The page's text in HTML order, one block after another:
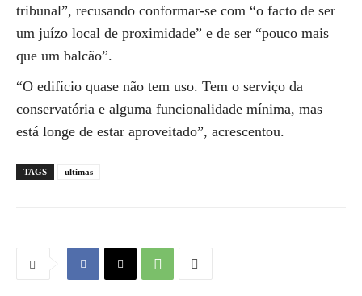
tribunal”, recusando conformar-se com “o facto de ser
um juízo local de proximidade” e de ser “pouco mais
que um balcão”.
“O edifício quase não tem uso. Tem o serviço da
conservatória e alguma funcionalidade mínima, mas
está longe de estar aproveitado”, acrescentou.
TAGS ultimas